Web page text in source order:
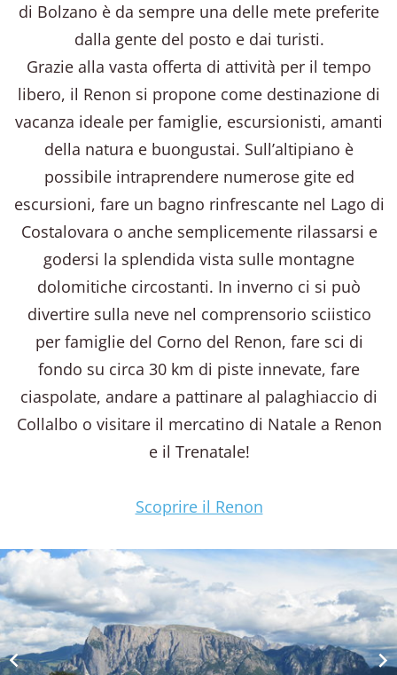
di Bolzano è da sempre una delle mete preferite
dalla gente del posto e dai turisti.
Grazie alla vasta offerta di attività per il tempo
libero, il Renon si propone come destinazione di
vacanza ideale per famiglie, escursionisti, amanti
della natura e buongustai. Sull’altipiano è
possibile intraprendere numerose gite ed
escursioni, fare un bagno rinfrescante nel Lago di
Costalovara o anche semplicemente rilassarsi e
godersi la splendida vista sulle montagne
dolomitiche circostanti. In inverno ci si può
divertire sulla neve nel comprensorio sciistico
per famiglie del Corno del Renon, fare sci di
fondo su circa 30 km di piste innevate, fare
ciaspolate, andare a pattinare al palaghiaccio di
Collalbo o visitare il mercatino di Natale a Renon
e il Trenatale!
Scoprire il Renon